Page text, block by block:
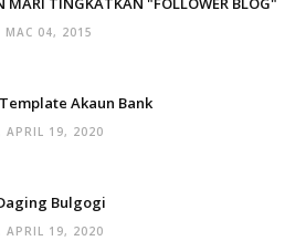
MAC 04, 2015
Akaun Bank
APRIL 19, 2020
Bulgogi
APRIL 19, 2020